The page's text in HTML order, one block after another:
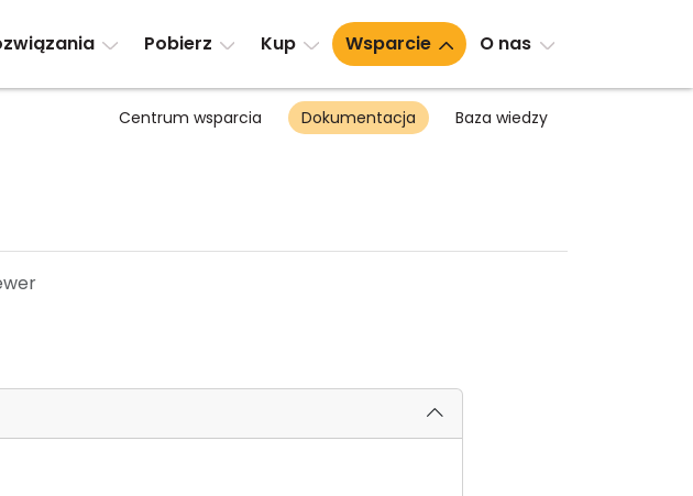
Pobierz Kup Wsparcie O nas
Centrum wsparcia Dokumentacja Baza wiedzy